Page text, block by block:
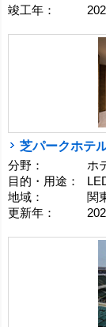
竣工年：
芝パークホテ
分野：
ホ
目的・用途：
地域：
関
更新年：